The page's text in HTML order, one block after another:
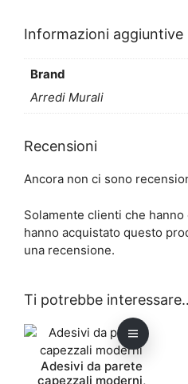
Informazioni aggiuntive
Brand
Arredi Murali
Recensioni
Ancora non ci sono
Solamente clienti che
hanno acquistato questo
una recensione.
Ti potrebbe
Adesivi da parete
capezzali moderni,
Questo
prodotto